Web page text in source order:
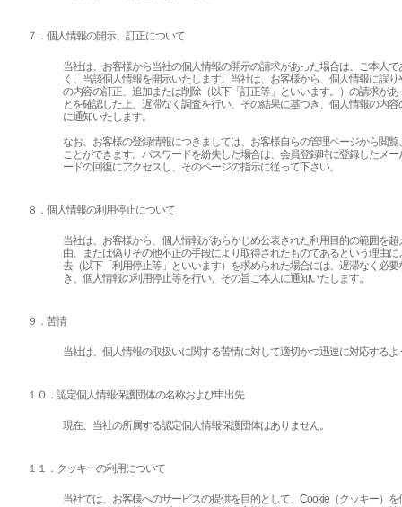
７．個人情報の開示、訂正について
当社は、お客様から当社の個人情報の開示の請求があった場合は、ご本人
く、当該個人情報を開示いたします。当社は、お客様から、個人情報に誤
の内容の訂正、追加または削除（以下「訂正等」といいます。）の請求が
とを確認した上、遅滞なく調査を行い、その結果に基づき、個人情報の内
に通知いたします。
なお、お客様の登録情報につきましては、お客様自らの管理ページから閲
ことができます。パスワードを紛失した場合は、会員登録時に登録したメ
ードの回復にアクセスし、そのページの指示に従って下さい。
８．個人情報の利用停止について
当社は、お客様から、個人情報があらかじめ公表された利用目的の範囲を
由、または偽りその他不正の手段により取得されたものであるという理由
去（以下「利用停止等」といいます）を求められた場合には、遅滞なく必
き、個人情報の利用停止等を行い、その旨ご本人に通知いたします。
９．苦情
当社は、個人情報の取扱いに関する苦情に対して適切かつ迅速に対応するよ
１０．認定個人情報保護団体の名称および申出先
現在、当社の所属する認定個人情報保護団体はありません。
１１．クッキーの利用について
当社では、お客様へのサービスの提供を目的として、Cookie（クッキー）